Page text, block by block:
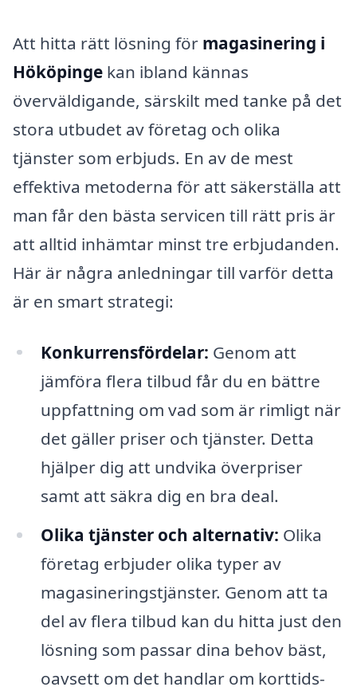
Att hitta rätt lösning för magasinering i
Hököpinge kan ibland kännas
överväldigande, särskilt med tanke på det
stora utbudet av företag och olika
tjänster som erbjuds. En av de mest
effektiva metoderna för att säkerställa att
man får den bästa servicen till rätt pris är
att alltid inhämtar minst tre erbjudanden.
Här är några anledningar till varför detta
är en smart strategi:
Konkurrensfördelar: Genom att
jämföra flera tilbud får du en bättre
uppfattning om vad som är rimligt när
det gäller priser och tjänster. Detta
hjälper dig att undvika överpriser
samt att säkra dig en bra deal.
Olika tjänster och alternativ: Olika
företag erbjuder olika typer av
magasineringstjänster. Genom att ta
del av flera tilbud kan du hitta just den
lösning som passar dina behov bäst,
oavsett om det handlar om korttids-